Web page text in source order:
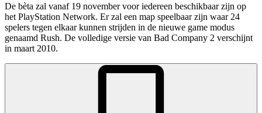
De bèta zal vanaf 19 november voor iedereen beschikbaar zijn op
het PlayStation Network. Er zal een map speelbaar zijn waar 24
spelers tegen elkaar kunnen strijden in de nieuwe game modus
genaamd Rush. De volledige versie van Bad Company 2 verschijnt
in maart 2010.